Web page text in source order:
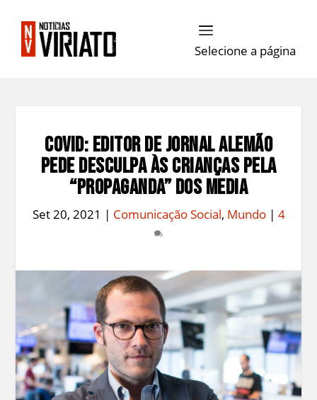
Selecione a página
Covid: Editor de Jornal Alemão
Pede Desculpa às Crianças pela
“Propaganda” dos Media
Set 20, 2021 | Comunicação Social, Mundo| 4